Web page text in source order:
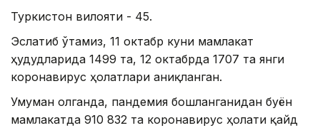
Туркистон вилояти - 45.
Эслатиб ўтамиз, 11 октабр куни мамлакат
ҳудудларида 1499 та, 12 октабрда 1707 та янги
коронавирус ҳолатлари аниқланган.
Умуман олганда, пандемия бошланганидан буён
мамлакатда 910 832 та коронавирус ҳолати қайд